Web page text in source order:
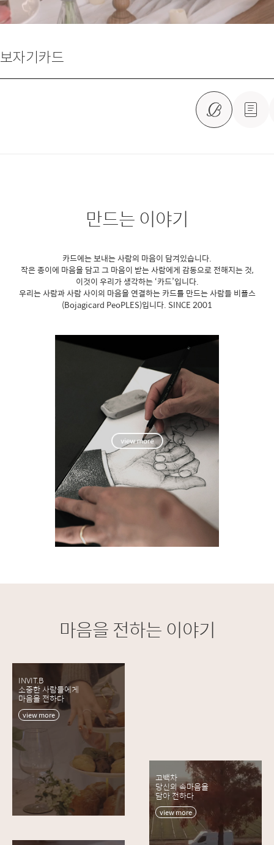
보자기카드
만드는 이야기
카드에는 보내는 사람의 마음이 담겨있습니다.
작은 종이에 마음을 담고 그 마음이 받는 사람에게 감동으로 전해지는 것,
이것이 우리가 생각하는 ‘카드’입니다.
우리는 사람과 사람 사이의 마음을 연결하는 카드를 만드는 사람들비플스
(Bojagicard PeoPLES)입니다. SINCE 2001
마음을 전하는 이야기
INVIT.B
소중한 사람들에게
마음을 전하다
view more
고백차
당신의 속마음을
담아 전하다
view more